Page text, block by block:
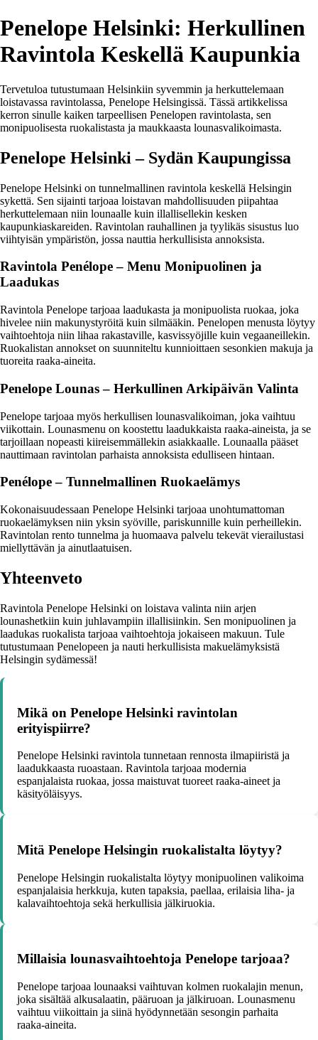
Penelope Helsinki: Herkullinen
Ravintola Keskellä Kaupunkia
Tervetuloa tutustumaan Helsinkiin syvemmin ja herkuttelemaan
loistavassa ravintolassa, Penelope Helsingissä. Tässä artikkelissa
kerron sinulle kaiken tarpeellisen Penelopen ravintolasta, sen
monipuolisesta ruokalistasta ja maukkaasta lounasvalikoimasta.
Penelope Helsinki – Sydän Kaupungissa
Penelope Helsinki on tunnelmallinen ravintola keskellä Helsingin
sykettä. Sen sijainti tarjoaa loistavan mahdollisuuden piipahtaa
herkuttelemaan niin lounaalle kuin illallisellekin kesken
kaupunkiaskareiden. Ravintolan rauhallinen ja tyylikäs sisustus luo
viihtyisän ympäristön, jossa nauttia herkullisista annoksista.
Ravintola Penélope – Menu Monipuolinen ja
Laadukas
Ravintola Penelope tarjoaa laadukasta ja monipuolista ruokaa, joka
hivelee niin makunystyröitä kuin silmääkin. Penelopen menusta löytyy
vaihtoehtoja niin lihaa rakastaville, kasvissyöjille kuin vegaaneillekin.
Ruokalistan annokset on suunniteltu kunnioittaen sesonkien makuja ja
tuoreita raaka-aineita.
Penelope Lounas – Herkullinen Arkipäivän Valinta
Penelope tarjoaa myös herkullisen lounasvalikoiman, joka vaihtuu
viikottain. Lounasmenu on koostettu laadukkaista raaka-aineista, ja se
tarjoillaan nopeasti kiireisemmällekin asiakkaalle. Lounaalla pääset
nauttimaan ravintolan parhaista annoksista edulliseen hintaan.
Penélope – Tunnelmallinen Ruokaelämys
Kokonaisuudessaan Penelope Helsinki tarjoaa unohtumattoman
ruokaelämyksen niin yksin syöville, pariskunnille kuin perheillekin.
Ravintolan rento tunnelma ja huomaava palvelu tekevät vierailustasi
miellyttävän ja ainutlaatuisen.
Yhteenveto
Ravintola Penelope Helsinki on loistava valinta niin arjen
lounashetkiin kuin juhlavampiin illallisiinkin. Sen monipuolinen ja
laadukas ruokalista tarjoaa vaihtoehtoja jokaiseen makuun. Tule
tutustumaan Penelopeen ja nauti herkullisista makuelämyksistä
Helsingin sydämessä!
Mikä on Penelope Helsinki ravintolan
erityispiirre?
Penelope Helsinki ravintola tunnetaan rennosta ilmapiiristä ja
laadukkaasta ruoastaan. Ravintola tarjoaa modernia
espanjalaista ruokaa, jossa maistuvat tuoreet raaka-aineet ja
käsityöläisyys.
Mitä Penelope Helsingin ruokalistalta löytyy?
Penelope Helsingin ruokalistalta löytyy monipuolinen valikoima
espanjalaisia herkkuja, kuten tapaksia, paellaa, erilaisia liha- ja
kalavaihtoehtoja sekä herkullisia jälkiruokia.
Millaisia lounasvaihtoehtoja Penelope tarjoaa?
Penelope tarjoaa lounaaksi vaihtuvan kolmen ruokalajin menun,
joka sisältää alkusalaatin, pääruoan ja jälkiruoan. Lounasmenu
vaihtuu viikoittain ja siinä hyödynnetään sesongin parhaita
raaka-aineita.